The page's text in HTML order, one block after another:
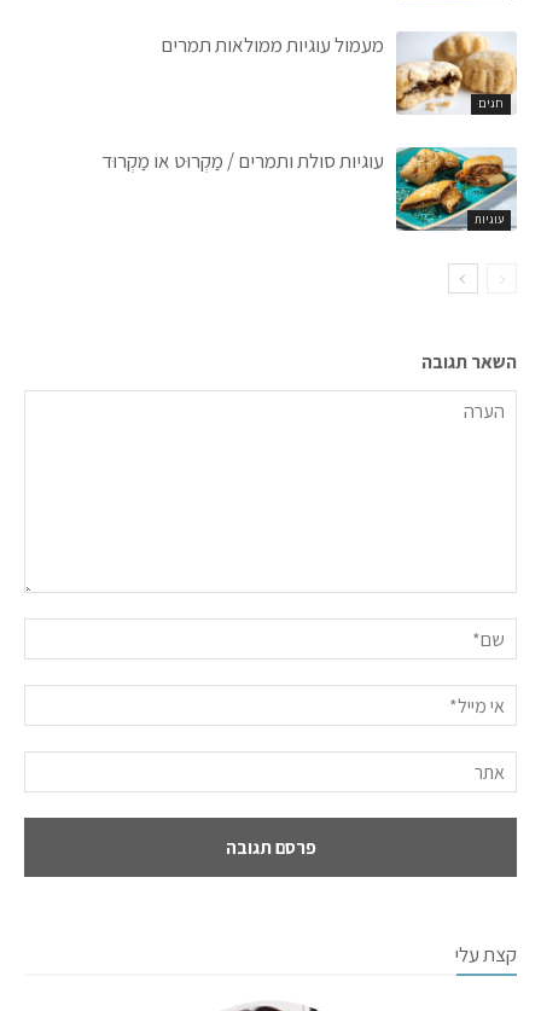
חגים
מעמול עוגיות ממולאות תמרים
עוגיות
עוגיות סולת ותמרים / מַקְרוּט או מַקְרוּד
השאר תגובה
קצת עלי